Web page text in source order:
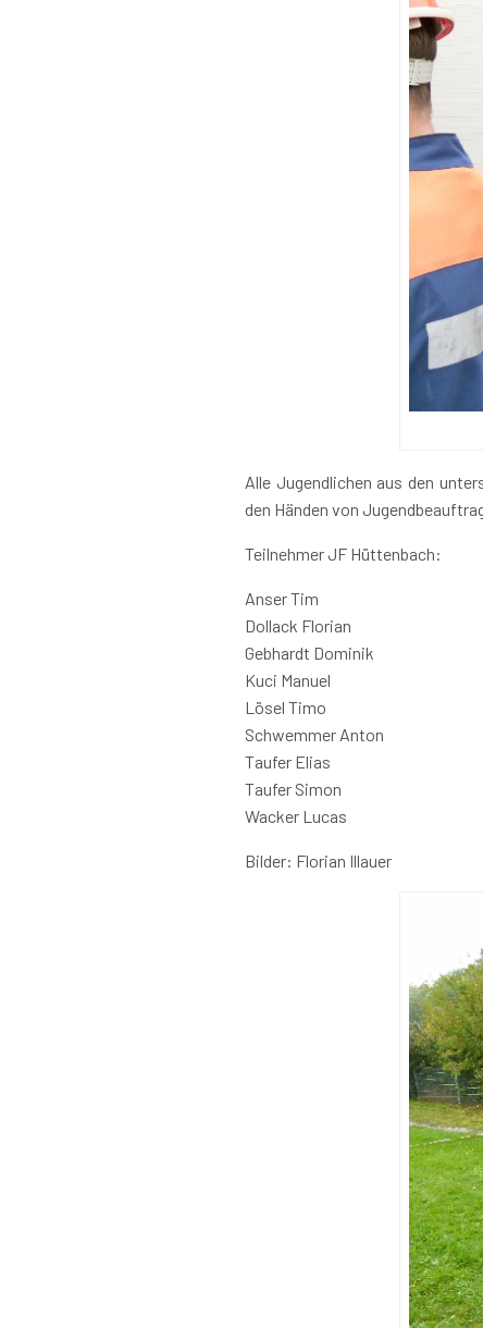
Alle Jugendlichen aus den
den Händen von
Teilnehmer JF Hüttenbach:
Anser Tim
Dollack Florian
Gebhardt Dominik
Kuci Manuel
Lösel Timo
Schwemmer Anton
Taufer Elias
Taufer Simon
Wacker Lucas
Bilder: Florian Illauer